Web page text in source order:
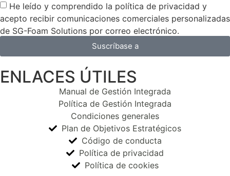
He leído y comprendido la política de privacidad y
acepto recibir comunicaciones comerciales personalizadas
de SG-Foam Solutions por correo electrónico.
Suscríbase a
ENLACES ÚTILES
Manual de Gestión Integrada
Política de Gestión Integrada
Condiciones generales
Plan de Objetivos Estratégicos
Código de conducta
Política de privacidad
Política de cookies